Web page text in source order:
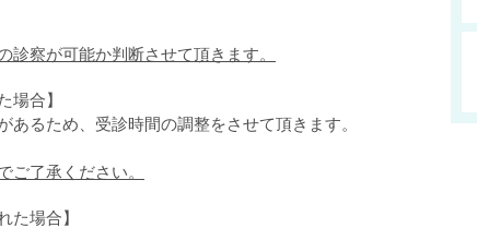
察が可能か判断させて頂きます。
場合】
あるため、受診時間の調整をさせて頂きます。
ご了承ください。
た場合】